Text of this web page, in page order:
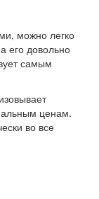
можно легко
его довольно
самым
ценам.
во все